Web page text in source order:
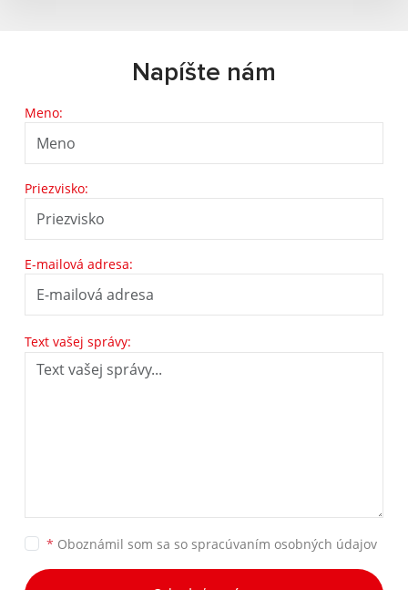
Napíšte nám
Meno:
Priezvisko:
E-mailová adresa:
Text vašej správy:
* Oboznámil som sa so spracúvaním osobných údajov